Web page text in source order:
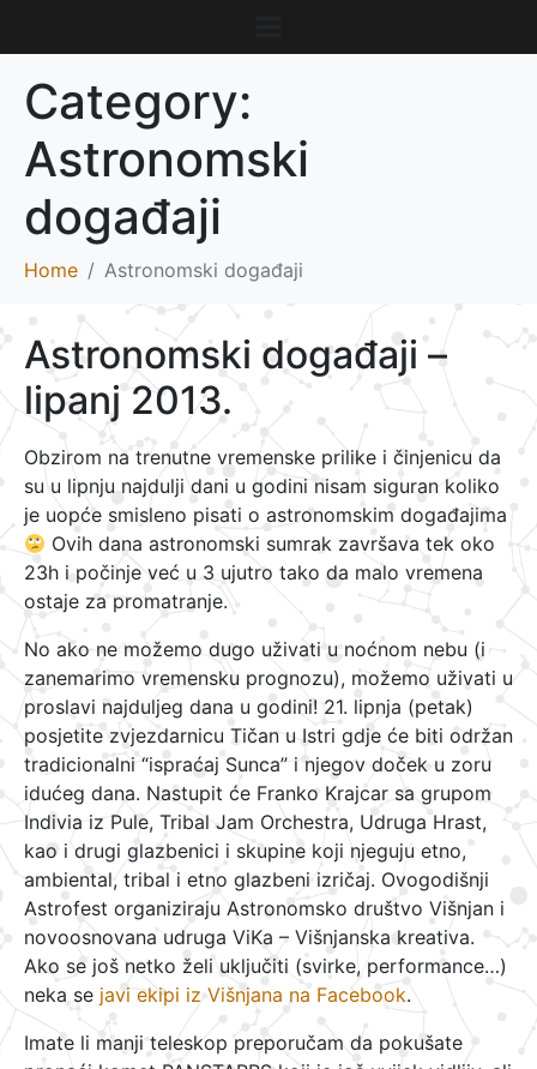
Category:
Astronomski
događaji
Home Astronomski događaji
Astronomski događaji –
lipanj 2013.
Obzirom na trenutne vremenske prilike i činjenicu da
su u lipnju najdulji dani u godini nisam siguran koliko
je uopće smisleno pisati o astronomskim događajima
Ovih dana astronomski sumrak završava tek oko
23h i počinje već u 3 ujutro tako da malo vremena
ostaje za promatranje.
No ako ne možemo dugo uživati u noćnom nebu (i
zanemarimo vremensku prognozu), možemo uživati u
proslavi najduljeg dana u godini! 21. lipnja (petak)
posjetite zvjezdarnicu Tičan u Istri gdje će biti održan
tradicionalni “ispraćaj Sunca” i njegov doček u zoru
idućeg dana. Nastupit će Franko Krajcar sa grupom
Indivia iz Pule, Tribal Jam Orchestra, Udruga Hrast,
kao i drugi glazbenici i skupine koji njeguju etno,
ambiental, tribal i etno glazbeni izričaj. Ovogodišnji
Astrofest organiziraju Astronomsko društvo Višnjan i
novoosnovana udruga ViKa – Višnjanska kreativa.
Ako se još netko želi uključiti (svirke, performance…)
neka se javi ekipi iz Višnjana na Facebook.
Imate li manji teleskop preporučam da pokušate